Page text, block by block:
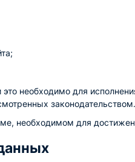
необходимо для
законодательством.
необходимом для